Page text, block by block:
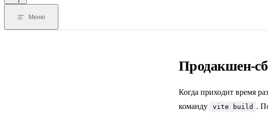
Меню
Продакшен-
Когда приходит время
команду
vite build .